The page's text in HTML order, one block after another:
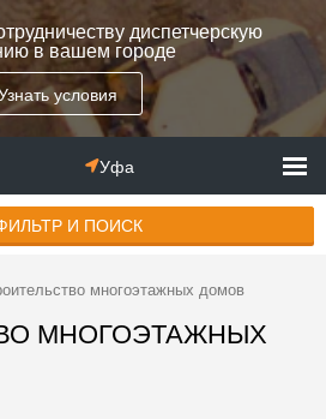
диспетчерскую
в вашем городе
условия
Уфа
И ПОИСК
многоэтажных домов
МНОГОЭТАЖНЫХ